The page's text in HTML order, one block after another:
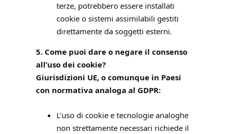
terze, potrebbero essere installati
cookie o sistemi assimilabili gestiti
direttamente da soggetti esterni.
5. Come puoi dare o negare il consenso
all’uso dei cookie?
Giurisdizioni UE, o comunque in Paesi
con normativa analoga al GDPR:
L’uso di cookie e tecnologie analoghe
non strettamente necessari richiede il